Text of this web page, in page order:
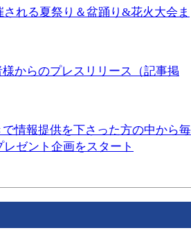
される夏祭り＆盆踊り&花火大会ま
からのプレスリリース（記事掲
情報提供を下さった方の中から毎
ゼント企画をスタート